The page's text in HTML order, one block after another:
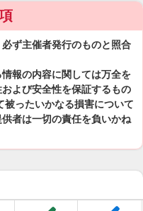
ず主催者発行のものと照合
報の内容に関しては万全を
よび安全性を保証するもの
ったいかなる損害について
者は一切の責任を負いかね